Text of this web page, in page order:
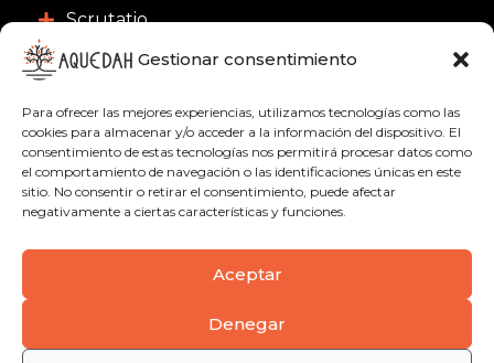
Gestionar consentimiento
Para ofrecer las mejores experiencias, utilizamos tecnologías como las
cookies para almacenar y/o acceder a la información del dispositivo. El
consentimiento de estas tecnologías nos permitirá procesar datos como
el comportamiento de navegación o las identificaciones únicas en este
sitio. No consentir o retirar el consentimiento, puede afectar
negativamente a ciertas características y funciones.
Aceptar
Denegar
Scrutatio
CONTACTO
C/ Nuestra Señora de las Nieves 3, 46003 -
Valencia
963 91 18 21
622 51 01 09
info@aquedah.com
Política de privacidadCondiciones de compraEnvíos